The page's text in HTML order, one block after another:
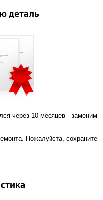
деталь
через 10 месяцев - заменим
Пожалуйста, сохраните